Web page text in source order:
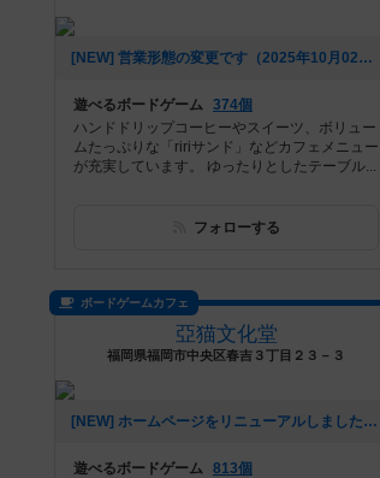
[NEW] 営業形態の変更です（2025年10月02日 12時44分）
遊べるボードゲーム 374個
ハンドドリップコーヒーやスイーツ、ボリュー
ムたっぷりな「ririサンド」などカフェメニュー
が充実しています。 ゆったりとしたテーブル...
フォローする
ボードゲームカフェ
亞猫文化堂
福岡県福岡市中央区春吉３丁目２３－３
[NEW] ホームページをリニューアルしました！（2025年04月01日 15時56分）
遊べるボードゲーム 813個